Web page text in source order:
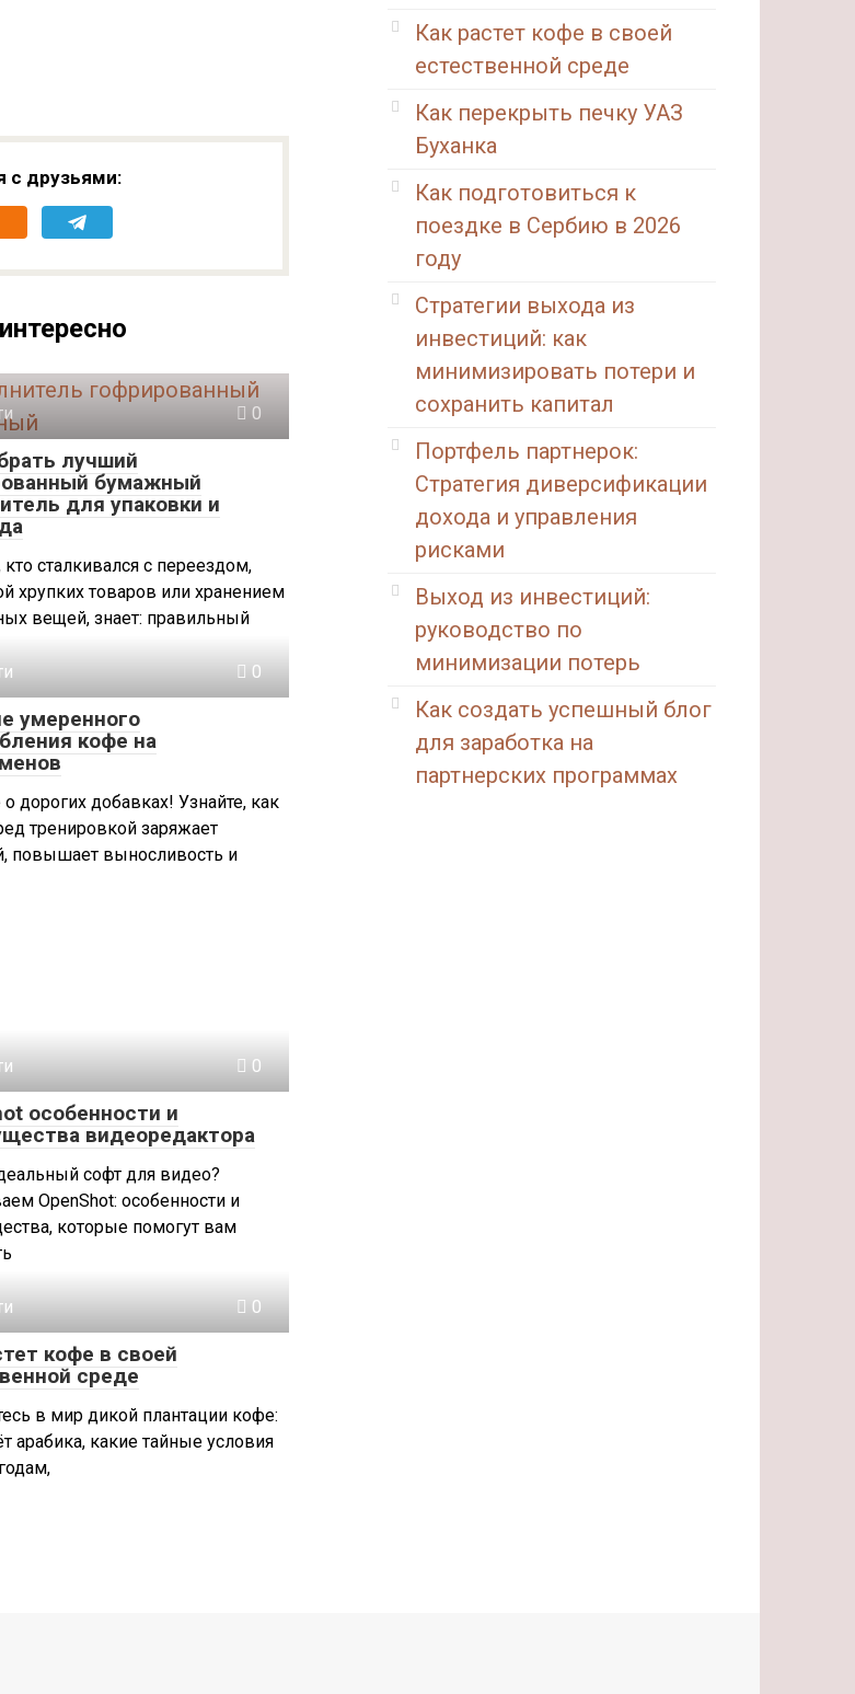
с друзьями:
0
лучший
бумажный
для упаковки и
сталкивался с переездом,
хрупких товаров или хранением
вещей, знает: правильный
0
умеренного
кофе на
о дорогих добавках! Узнайте, как
тренировкой заряжает
повышает выносливость и
0
особенности и
видеоредактора
софт для видео?
OpenShot: особенности и
которые помогут вам
0
кофе в своей
среде
в мир дикой плантации кофе:
арабика, какие тайные условия
Как растет кофе в своей
естественной среде
Как перекрыть печку УАЗ
Буханка
Как подготовиться к
поездке в Сербию в 2026
году
Стратегии выхода из
инвестиций: как
минимизировать потери и
сохранить капитал
Портфель партнерок:
Стратегия диверсификации
дохода и управления
рисками
Выход из инвестиций:
руководство по
минимизации потерь
Как создать успешный блог
для заработка на
партнерских программах